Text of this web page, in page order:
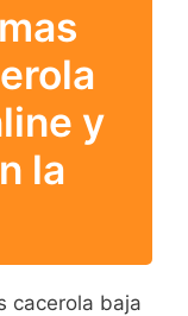
y
la
cacerola baja